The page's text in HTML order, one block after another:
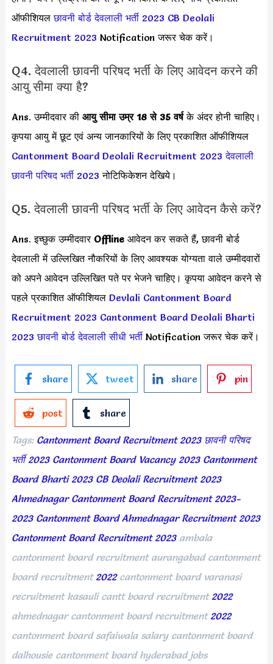
ऑफीशियलछावनी बोर्ड देवलाली भर्ती 2023 CB Deolali
Recruitment 2023 Notification जरूर चेक करें।
Q4. देवलाली छावनी परिषद भर्ती के लिए आवेदन करने की
आयु सीमा क्या है?
Ans. उम्मीदवार की आयु सीमा उम्र 18 से 35 वर्षके अंदर होनी चाहिए।
कृपया आयु में छूट एवं अन्य जानकारियों के लिए प्रकाशित ऑफीशियल
Cantonment Board Deolali Recruitment 2023 देवलाली
छावनी परिषद भर्ती 2023 नोटिफिकेशन देखिये।
Q5. देवलाली छावनी परिषद भर्ती के लिए आवेदन कैसे करें?
Ans. इच्छुक उम्मीदवार Offline आवेदन कर सकते हैं, छावनी बोर्ड
देवलाली में उल्लिखित नौकरियों के लिए आवश्यक योग्यता वाले उम्मीदवारों
को अपने आवेदन उल्लिखित पते पर भेजने चाहिए। कृपया आवेदन करने से
पहले प्रकाशित ऑफीशियल Devlali Cantonment Board
Recruitment 2023 Cantonment Board Deolali Bharti
2023 छावनी बोर्ड देवलाली सीधी भर्तीNotification जरूर चेक करें।
share tweet share pin
post share
Tags: Cantonment Board Recruitment 2023 छावनी परिषद
भर्ती 2023 Cantonment Board Vacancy 2023 Cantonment
Board Bharti 2023CB Deolali Recruitment 2023
Ahmednagar Cantonment Board Recruitment 2023-
2023 Cantonment Board Ahmednagar Recruitment 2023
Cantonment Board Recruitment 2023 ambala
cantonment board recruitment aurangabad cantonment
board recruitment 2022cantonment board varanasi
recruitment kasauli cantt board recruitment 2022
ahmednagar cantonment board recruitment 2022
cantonment board safaiwala salary cantonment board
dalhousie cantonment board hyderabad jobs